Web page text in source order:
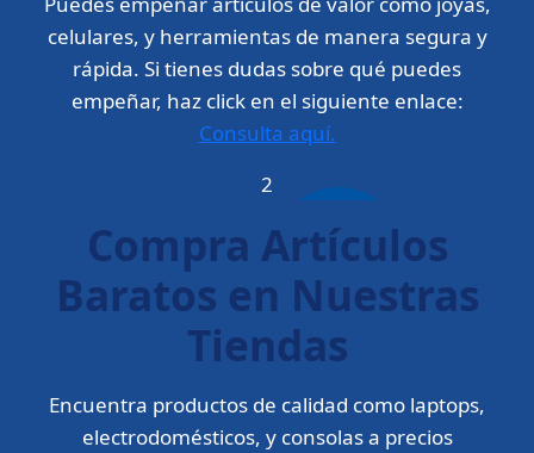
celulares, y herramientas de manera segura y
rápida. Si tienes dudas sobre qué puedes
empeñar, haz click en el siguiente enlace:
Consulta aquí.
2
Compra Artículos
Baratos en Nuestras
Tiendas
Encuentra productos de calidad como laptops,
electrodomésticos, y consolas a precios